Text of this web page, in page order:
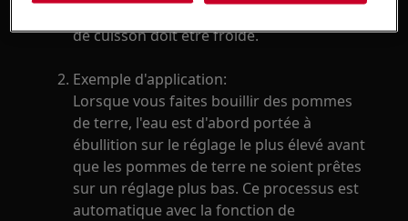
de cuisson doit être froide.
Exemple d'application:
Lorsque vous faites bouillir des pommes
de terre, l'eau est d'abord portée à
ébullition sur le réglage le plus élevé avant
que les pommes de terre ne soient prêtes
sur un réglage plus bas. Ce processus est
automatique avec la fonction de